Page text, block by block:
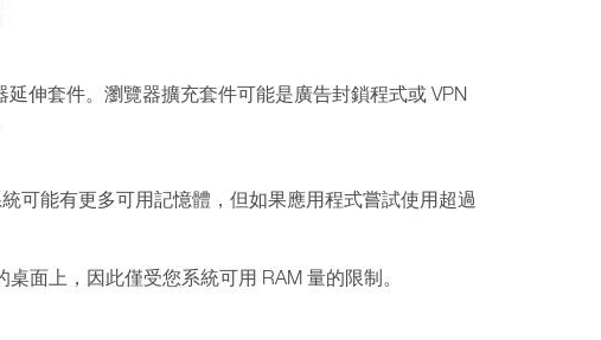
伸套件。瀏覽器擴充套件可能是廣告封鎖程式或 VPN
可能有更多可用記憶體，但如果應用程式嘗試使用超過
面上，因此僅受您系統可用 RAM 量的限制。